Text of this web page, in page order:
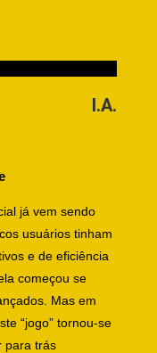
I.A.
já vem sendo
usuários tinham
e de eficiência
começou se
Mas em
“jogo” tornou-se
para trás